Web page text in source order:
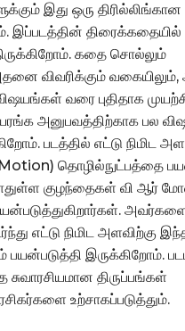
இது ஒரு திரில்லிங்கான
இப்படத்தின் திரைக்கதையில்
கதை சொல்லும்
விவரிக்கும் வகையிலும்,
வரை புதிதாக
அனுபவத்திற்காக பல
படத்தில் எட்டு நிமிட
தொழில்நுட்பத்தை
குழந்தைகள் வி ஆர்
எட்டு நிமிட அளவிற்கு
பயன்படுத்தி இருக்கிறோம்.
சுவாரசியமான திருப்பங்கள்
உற்சாகப்படுத்தும்.